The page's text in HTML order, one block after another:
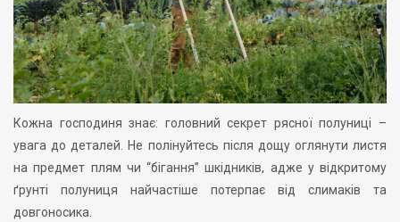
Кожна господиня знає: головний секрет рясної полуниці –
увага до деталей. Не полінуйтесь після дощу оглянути листя
на предмет плям чи “бігання” шкідників, адже у відкритому
ґрунті полуниця найчастіше потерпає від слимаків та
довгоносика.